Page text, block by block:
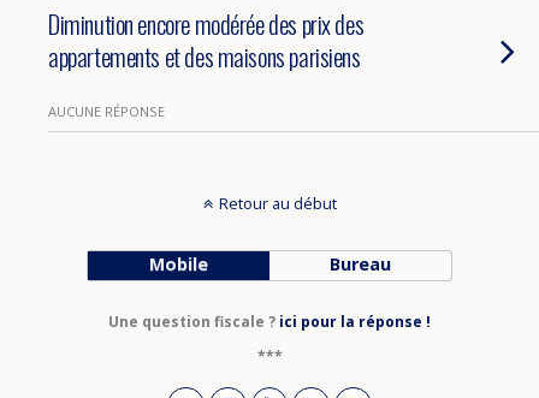
Diminution encore modérée des prix des
appartements et des maisons parisiens
AUCUNE RÉPONSE
Retour au début
Mobile Bureau
Une question fiscale ? ici pour la réponse !
***